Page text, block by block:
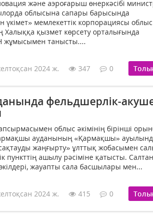
және аэроғарыш өнеркәсібі
облысына сапары барысында
үкімет» мемлекеттік корпорациясы облыс
қызмет көрсету орталығында
жұмысымен танысты....
2024 ж. 347 0
фельдшерлік-
облыс әкімінің бірінші
ауданының «Қармақшы»
жаңғырту» ұлттық жобасымен
пункттің ашылу рәсіміне қатысты.
жауапты сала басшылары мен...
2024 ж. 415 0